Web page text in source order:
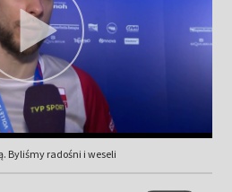
Byliśmy radośni i weseli